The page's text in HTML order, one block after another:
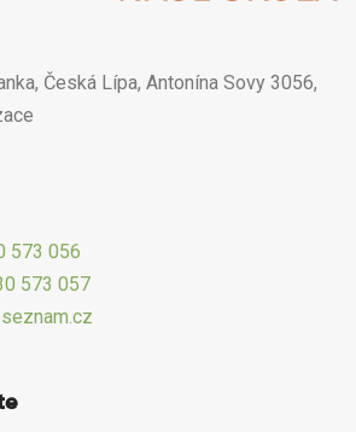
Česká Lípa, Antonína Sovy 3056,
573 056
573 057